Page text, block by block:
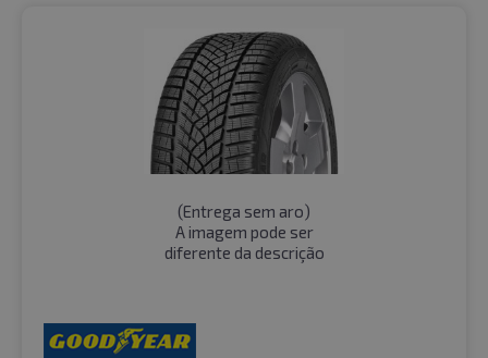
(Entrega sem aro)
A imagem pode ser
diferente da descrição